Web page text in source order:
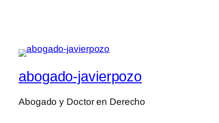
abogado-javierpozo
Abogado y Doctor en Derecho